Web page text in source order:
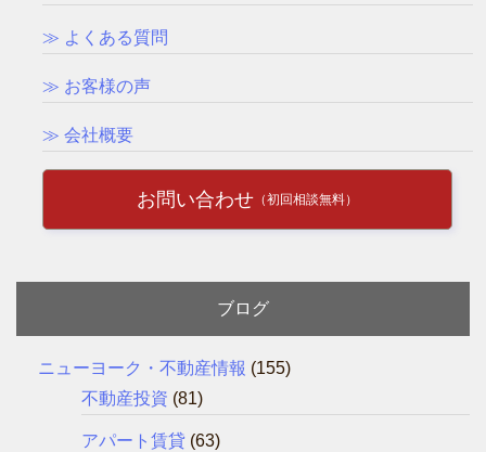
≫ よくある質問
≫ お客様の声
≫ 会社概要
お問い合わせ （初回相談無料）
ブログ
ニューヨーク・不動産情報 (155)
不動産投資 (81)
アパート賃貸 (63)